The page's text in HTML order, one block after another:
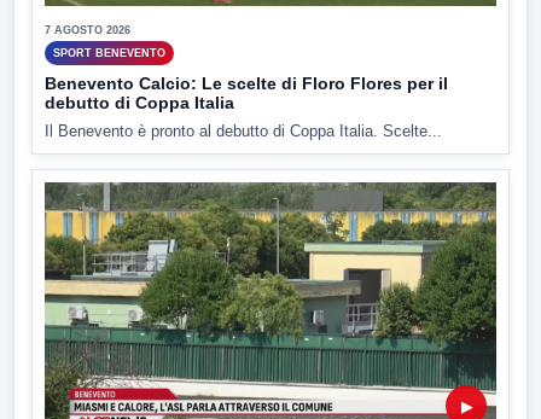
7 AGOSTO 2026
SPORT BENEVENTO
Benevento Calcio: Le scelte di Floro Flores per il
debutto di Coppa Italia
Il Benevento è pronto al debutto di Coppa Italia. Scelte...
▶